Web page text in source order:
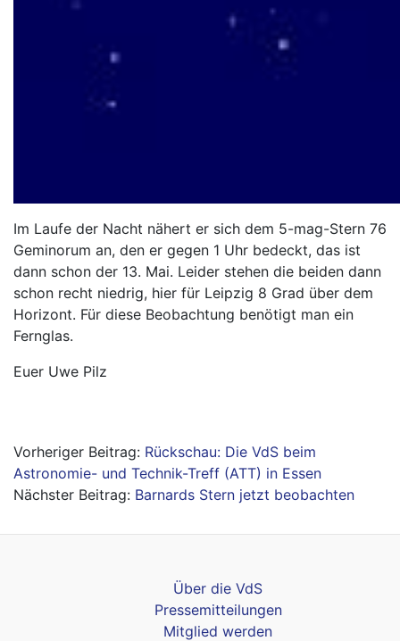
Im Laufe der Nacht nähert er sich dem 5-mag-Stern 76
Geminorum an, den er gegen 1 Uhr bedeckt, das ist
dann schon der 13. Mai. Leider stehen die beiden dann
schon recht niedrig, hier für Leipzig 8 Grad über dem
Horizont. Für diese Beobachtung benötigt man ein
Fernglas.
Euer Uwe Pilz
Beitragsnavigation
Rückschau: Die VdS beim
Astronomie- und Technik-Treff (ATT) in Essen
Barnards Stern jetzt beobachten
Über die VdS
Pressemitteilungen
Mitglied werden